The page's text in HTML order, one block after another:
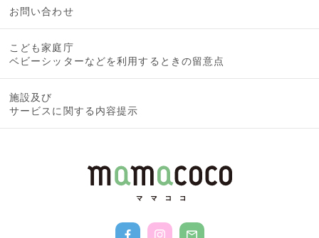
お問い合わせ
こども家庭庁
ベビーシッターなどを利用するときの留意点
施設及び
サービスに関する内容提示